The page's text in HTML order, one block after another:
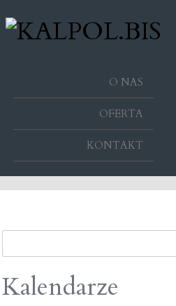
O NAS
OFERTA
KONTAKT
Kalendarze